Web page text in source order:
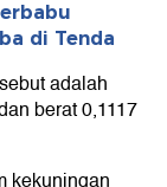
di Tenda
adalah
berat 0,1117